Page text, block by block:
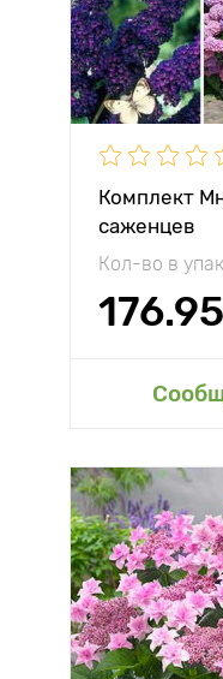
Комплект
саженцев
Кол-во в
176.95